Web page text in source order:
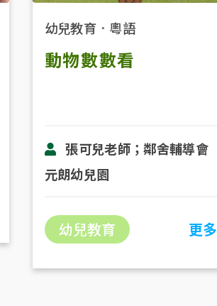
幼兒教育． 粵語
動物數數看
張可兒老師；鄰舍輔導會
元朗幼兒園
幼兒教育 更多